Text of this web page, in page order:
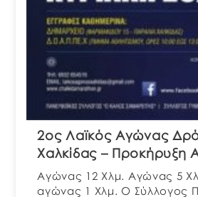
2ος Λαϊκός Αγώνας
Χαλκίδας – Προκήρυξη
Αγώνας 12 Χλμ. Αγώνας 5
αγώνας 1 Χλμ. Ο Σύλλογος